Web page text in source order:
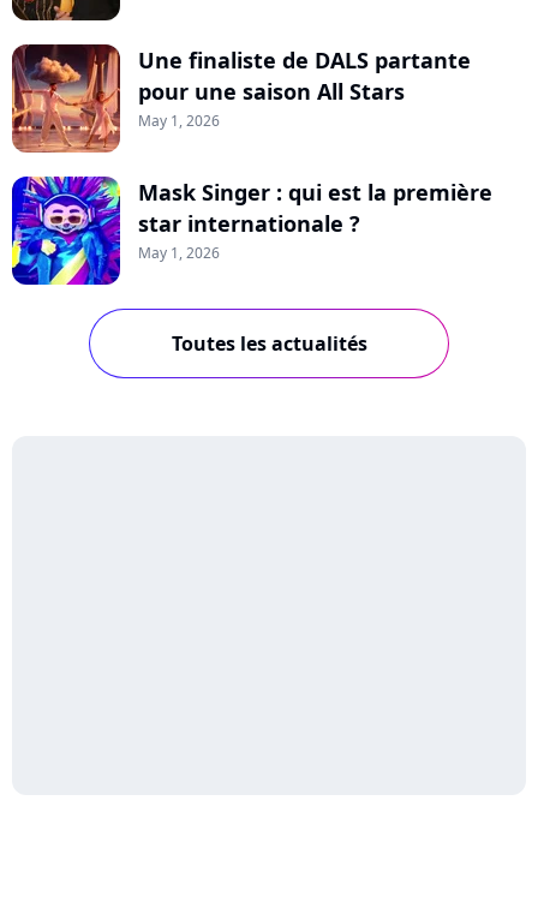
Une finaliste de DALS partante
pour une saison All Stars
May 1, 2026
Mask Singer : qui est la première
star internationale ?
May 1, 2026
Toutes les actualités